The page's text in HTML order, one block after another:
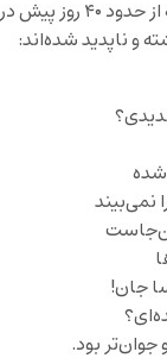
پسرانی نام می‌برد که از حدود ۴۰ روز پیش در
و ناپدید شده‌اند:
شده
جان!
جوان‌تر بود.